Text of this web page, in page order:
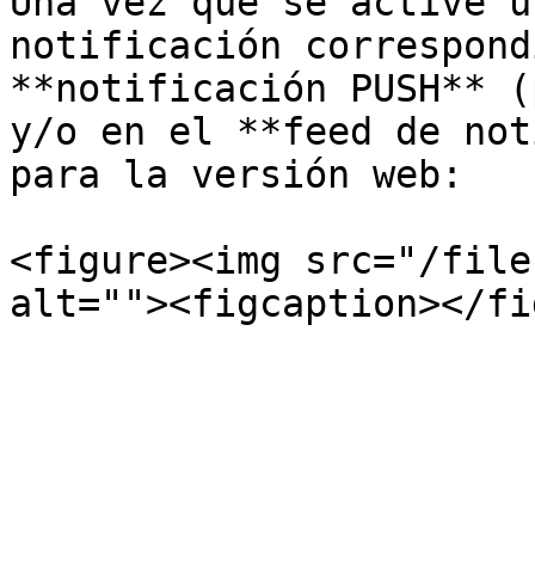
notificación
**notificación PUSH**
y/o en el **feed de
para la versión web:
<figure><img src="/files/